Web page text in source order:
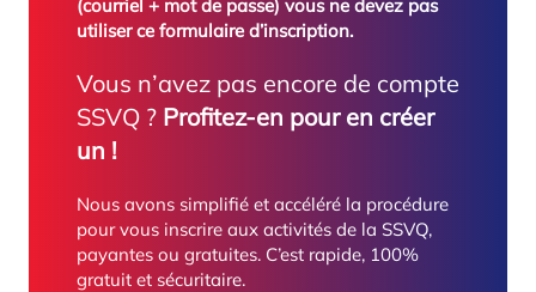
(courriel + mot de passe) vous ne devez pas
utiliser ce formulaire d’inscription.
Vous n’avez pas encore de compte
SSVQ ? Profitez-en pour en créer
un !
Nous avons simplifié et accéléré la procédure
pour vous inscrire aux activités de la SSVQ,
payantes ou gratuites. C’est rapide, 100%
gratuit et sécuritaire.